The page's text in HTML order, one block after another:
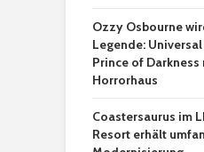
Ozzy Osbourne
Legende:
Prince of
Horrorhaus
Coastersaurus im
Resort erhält